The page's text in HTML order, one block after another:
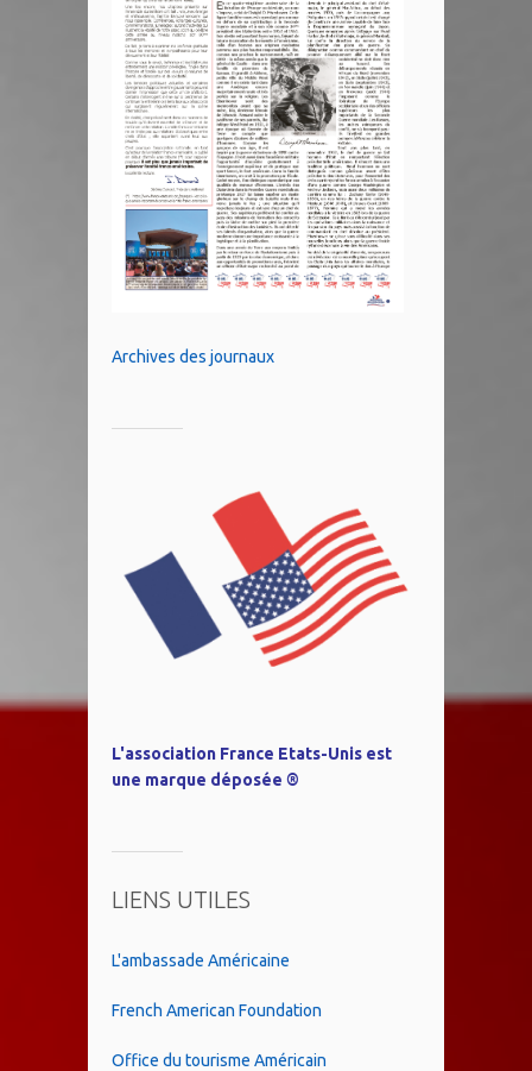
Archives des journaux
L'association France Etats-Unis est
une marque déposée ®
LIENS UTILES
L'ambassade Américaine
French American Foundation
Office du tourisme Américain